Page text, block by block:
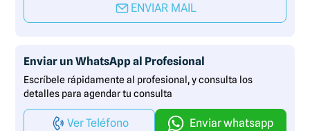
ENVIAR MAIL
Enviar un WhatsApp al Profesional
Escríbele rápidamente al profesional, y consulta los
detalles para agendar tu consulta
Ver Teléfono Enviar whatsapp